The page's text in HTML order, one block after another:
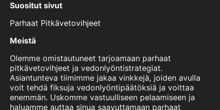
Suositut sivut
Parhaat Pitkävetovihjeet
Meistä
Olemme omistautuneet tarjoamaan parhaat
pitkävetovihjeet ja vedonlyöntistrategiat.
Asiantunteva tiimimme jakaa vinkkejä, joiden avulla
voit tehdä fiksuja vedonlyöntipäätöksiä ja voittaa
enemmän. Uskomme vastuulliseen pelaamiseen ja
haluamme auttaa sinua saavuttamaan parhaat